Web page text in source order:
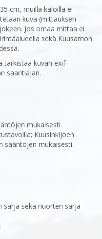
cm, muilla kaloilla ei
kuva (mittauksen
Jos omaa mittaa ei
sekä Kuusamon
tarkistaa kuvan exif-
saantiajan.
mukaisesti
‎Kuusinkijoen
sääntöjen mukaisesti.
sarja sekä nuorten sarja